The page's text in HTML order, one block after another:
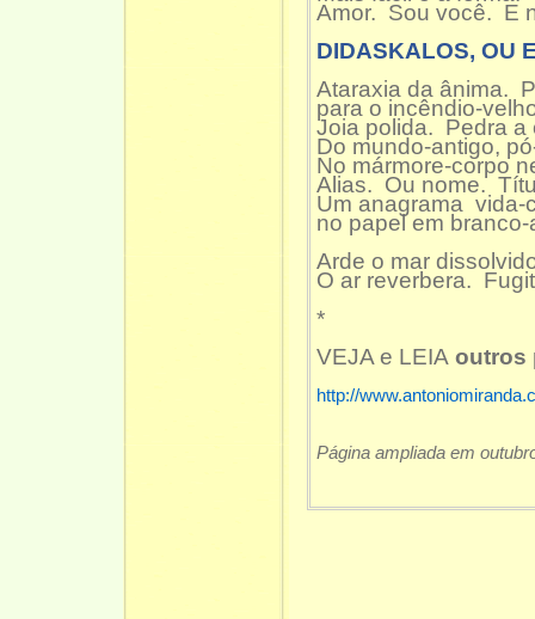
Amor. Sou você. E
DIDASKALOS, OU
Ataraxia da ânima.
para o incêndio-
Joia polida. Pedra a
Do mundo-antigo,
No mármore-corpo
Alias. Ou nome.
Um anagrama vida-
no papel em
Arde o mar
O ar reverbera.
*
VEJA e LEIA outros
http://
Página ampliada em